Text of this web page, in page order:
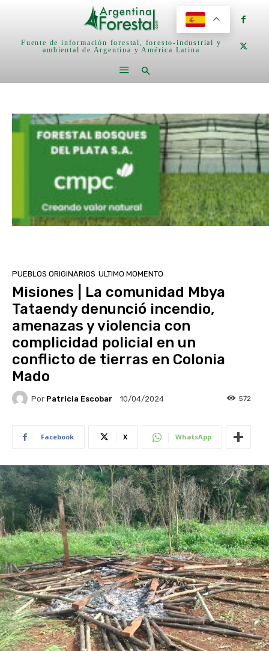
Fuente de información forestal, foresto-industrial y
ambiental de Argentina y América Latina
PUEBLOS ORIGINARIOS ULTIMO MOMENTO
Misiones | La comunidad Mbya
Tataendy denunció incendio,
amenazas y violencia con
complicidad policial en un
conflicto de tierras en Colonia
Mado
Por Patricia Escobar 10/04/2024 572
Facebook X WhatsApp